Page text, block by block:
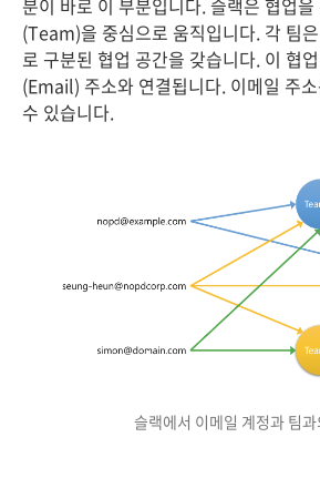
(Team)을 중심으로 움직입니다. 각 팀
로 구분된 협업 공간을 갖습니다. 이 협
(Email) 주소와 연결됩니다. 이메일 주
수 있습니다.
슬랙에서 이메일 계정과 팀